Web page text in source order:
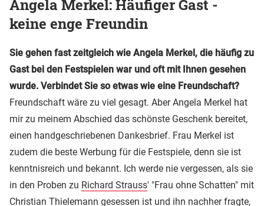
Angela Merkel: Häufiger Gast -
keine enge Freundin
Sie gehen fast zeitgleich wie Angela Merkel, die häufig zu
Gast bei den Festspielen war und oft mit Ihnen gesehen
wurde. Verbindet Sie so etwas wie eine Freundschaft?
Freundschaft wäre zu viel gesagt. Aber Angela Merkel hat
mir zu meinem Abschied das schönste Geschenk bereitet,
einen handgeschriebenen Dankesbrief. Frau Merkel ist
zudem die beste Werbung für die Festspiele, denn sie ist
kenntnisreich und bekannt. Ich werde nie vergessen, als sie
in den Proben zu Richard Strauss' "Frau ohne Schatten" mit
Christian Thielemann gesessen ist und ihn nachher fragte,